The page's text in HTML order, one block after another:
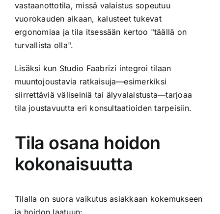
vastaanottotila, missä valaistus sopeutuu
vuorokauden aikaan, kalusteet tukevat
ergonomiaa ja tila itsessään kertoo "täällä on
turvallista olla".
Lisäksi kun Studio Faabrizi integroi tilaan
muuntojoustavia ratkaisuja—esimerkiksi
siirrettäviä väliseiniä tai älyvalaistusta—tarjoaa
tila joustavuutta eri konsultaatioiden tarpeisiin.
Tila osana hoidon
kokonaisuutta
Tilalla on suora vaikutus asiakkaan kokemukseen
ja hoidon laatuun: